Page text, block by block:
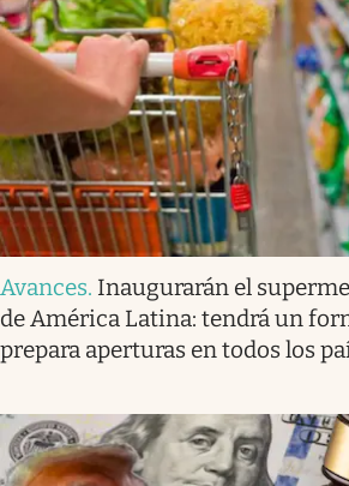
Avances. Inaugurarán el
de América Latina: tendrá un
prepara aperturas en todos los